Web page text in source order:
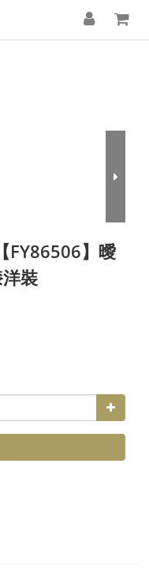
FY86506】曖
裝